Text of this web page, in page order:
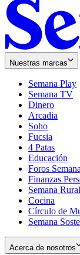
Nuestras marcas
Semana Play
Semana TV
Dinero
Arcadia
Soho
in
new
window
Fucsia
in
new
window
4 Patas
Educación
Foros Semana
Finanzas
Semana Rural
Cocina
Círculo de
Semana
Acerca de nosotros